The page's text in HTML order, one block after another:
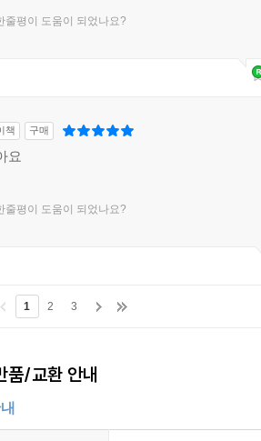
줄평이 도움이 되었나요?
책 구매
요
줄평이 도움이 되었나요?
1 2 3
품/교환 안내